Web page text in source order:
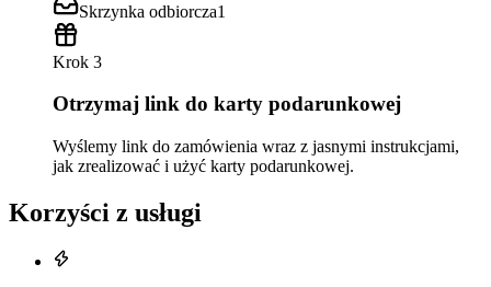
Skrzynka odbiorcza1
Krok 3
Otrzymaj link do karty podarunkowej
Wyślemy link do zamówienia wraz z jasnymi instrukcjami,
jak zrealizować i użyć karty podarunkowej.
Korzyści z usługi